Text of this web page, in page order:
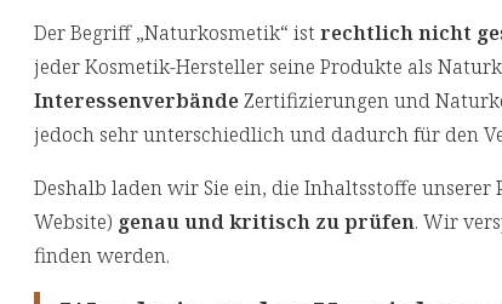
Der Begriff „Naturkosmetik“ ist rechtlich nicht
jeder Kosmetik-Hersteller seine Produkte als
InteressenverbändeZertifizierungen und
jedoch sehr unterschiedlich und dadurch für den
Deshalb laden wir Sie ein, die Inhaltsstoffe
Website) genau und kritisch zu prüfen. Wir
finden werden.